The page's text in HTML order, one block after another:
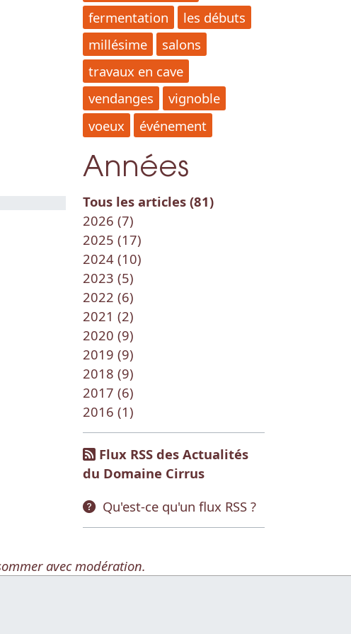
fermentation
les débuts
millésime
salons
travaux en cave
vendanges
vignoble
voeux
événement
Années
Tous les articles (81)
2026 (7)
2025 (17)
2024 (10)
2023 (5)
2022 (6)
2021 (2)
2020 (9)
2019 (9)
2018 (9)
2017 (6)
2016 (1)
Flux RSS des Actualités
du Domaine Cirrus
Qu'est-ce qu'un flux RSS ?
avec modération.